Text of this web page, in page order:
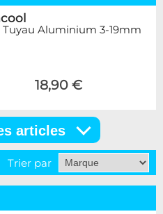
Tuyau Aluminium 3-19mm
18,90 €
articles
Trier par